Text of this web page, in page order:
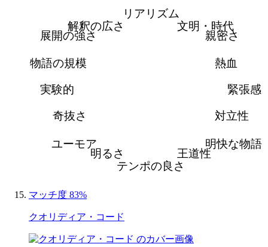
リアリズム
文明・時代
親密さ
熱血
緊張感
対立性
明快な物語
王道性
テンポの良さ
明るさ
ユーモア
奇抜さ
実験的
物語の規模
展開の強さ
解釈の広さ
マッチ度 83%
クオリディア・コード